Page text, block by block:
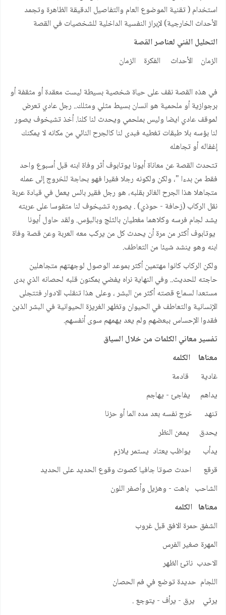
استخدام ( تقنية الموضوع العام والتفاصيل الدقيقة الظاهرة وتجمد
الأحداث الخارجية) لإبراز النفسية الداخلية للشخصيات في القصة
التحليل الفني لعناصر القصة
الزمان الأحداث الفكرة الزمان
في هذه القصة نقف على حياة شخصية بسيطة ليست معقدة أو مثقفة أو
برجوازية أو ملحمية هو انسان بسيط مثلي ومثلك.. رجل عادي تعرض
لموقف عادي ايضا وليس بملحمي ويحدث لنا كلنا. أخذ تشيخوف يصور
لنا بؤسه بلا طبقات تغطيه فبدى لنا كالجرح النائي من مكانه لا يمكنك
إغفاله أو تجاهله
تتحدث القصة عن معاناة أيونا يوتابوف أثر وفاة ابنه قبل أسبوع واحد
فقط من بدءا "، ولكن ولكونه رجلا فقيرا فهو بحاجة للخروج إلى عمله
متجاهلا هذا الجرح الغائر بقلبه، هو رجل فقير بائس يعمل في قيادة عربة
نقل الركاب (زحافة - حوذي) . يصوره تشيخوف لنا متقوسا على عربته
يشد لجام فرسه وكلاهما مغطيان بالثلج وبالبؤس. ولقد حاول أيونا
يوتابوف أكثر من مرة أن يحدث كل من يركب معه العربة وعن قصة وفاة
ابنه وهو ينشد شيئا من التعاطف.
ولكن الركاب كانوا مهتمين أكثر بموعد الوصول لوجهتهم متجاهلين
حاجته للحديث.. وفي النهاية نراه يفضي بمكنون قلبه لحصانه الذي بدى
مستعدا لسماع قصته أكثر من البشر ، وعلى هذا تنقلب الادوار فتتجلى
الإنسانية والتعاطف في الحيوان وتظهر الغريزة الحيوانية في البشر الذين
فقدوا الإحساس ببعضهم ولم يعد يهمهم سوى أنفسهم.
تفسير معاني الكلمات من خلال السياق
معناها الكلمه
غادية قادمة
يداهم يفاجئ - يهاجم
تنهد خرج نفسه بعد مده الما أو حزنا
يحدق يمعن النظر
يدأب يواظب يعتاد يستمر يلازم
قرقع احدث صوتا جافيا كصوت وقوع الحديد على الحديد
الشاحب باهت - وهزيل وأصفر اللون
معناها الكلمه
الشفق حمرة الافق قبل غروب
المهرة صغير الفرس
الاحدب ناتئ الظهر
اللجام حديدة توضع في فم الحصان
يرثي يرق - يرأف - يتوجع .